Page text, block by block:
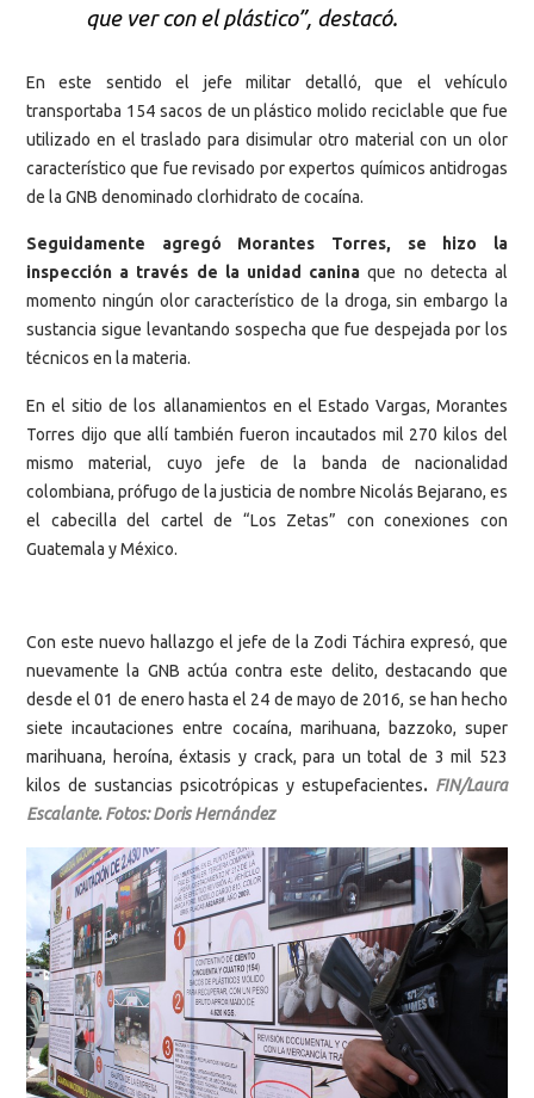
que ver con el plástico”, destacó.
En este sentido el jefe militar detalló, que el vehículo
transportaba 154 sacos de un plástico molido reciclable que fue
utilizado en el traslado para disimular otro material con un olor
característico que fue revisado por expertos químicos antidrogas
de la GNB denominado clorhidrato de cocaína.
Seguidamente agregó Morantes Torres, se hizo la
inspección a través de la unidad canina que no detecta al
momento ningún olor característico de la droga, sin embargo la
sustancia sigue levantando sospecha que fue despejada por los
técnicos en la materia.
En el sitio de los allanamientos en el Estado Vargas, Morantes
Torres dijo que allí también fueron incautados mil 270 kilos del
mismo material, cuyo jefe de la banda de nacionalidad
colombiana, prófugo de la justicia de nombre Nicolás Bejarano, es
el cabecilla del cartel de “Los Zetas” con conexiones con
Guatemala y México.
Con este nuevo hallazgo el jefe de la Zodi Táchira expresó, que
nuevamente la GNB actúa contra este delito, destacando que
desde el 01 de enero hasta el 24 de mayo de 2016, se han hecho
siete incautaciones entre cocaína, marihuana, bazzoko, super
marihuana, heroína, éxtasis y crack, para un total de 3 mil 523
kilos de sustancias psicotrópicas y estupefacientes. FIN/Laura
Escalante. Fotos: Doris Hernández